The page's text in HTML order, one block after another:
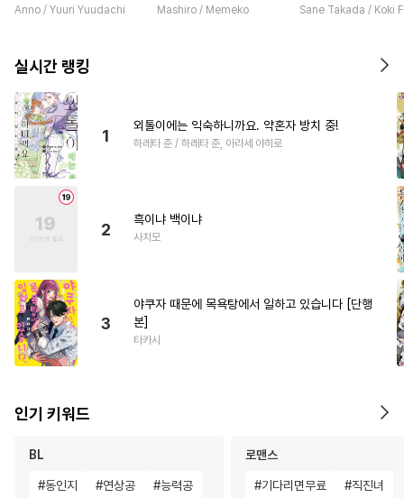
얀데레로 돌변했습니다 [단
Anno / Yuuri Yuudachi
요? [단행본]
Mashiro / Memeko
가 맹목적인 사랑꾼
Sane Takada / Koki
실시간 랭킹
1
외톨이에는 익숙하니까요. 약혼자 방치 중!
하레타 준 / 하레타 준, 아라세 야히로
2
흑이냐 백이냐
사치모
3
야쿠자 때문에 목욕탕에서 일하고 있습니다 [단행
본]
타카시
인기 키워드
BL
#동인지 #연상공 #능력공
로맨스
#기다리면무료 #직진녀